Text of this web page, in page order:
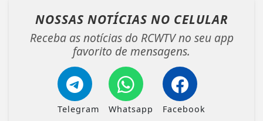
NOSSAS NOTÍCIAS NO CELULAR
Receba as notícias do RCWTV no seu app
favorito de mensagens.
Telegram Whatsapp Facebook